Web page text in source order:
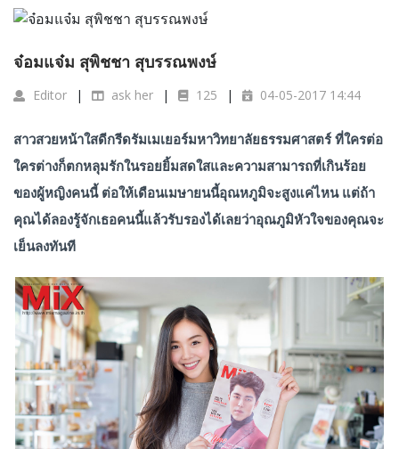
จ๋อมแจ๋ม สุพิชชา สุบรรณพงษ์
Editor ask her 125 04-05-2017 14:44
สาวสวยหน้าใสดีกรีดรัมเมเยอร์มหาวิทยาลัยธรรมศาสตร์ ที่ใครต่อ
ใครต่างก็ตกหลุมรักในรอยยิ้มสดใสและความสามารถที่เกินร้อย
ของผู้หญิงคนนี้ ต่อให้เดือนเมษายนนี้อุณหภูมิจะสูงแค่ไหน แต่ถ้า
คุณได้ลองรู้จักเธอคนนี้แล้วรับรองได้เลยว่าอุณภูมิหัวใจของคุณจะ
เย็นลงทันที